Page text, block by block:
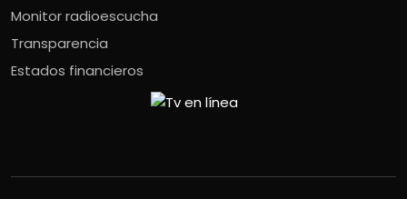
Monitor radioescucha
Transparencia
Estados financieros